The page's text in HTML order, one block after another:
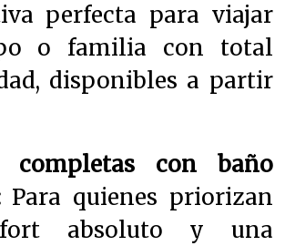
perfecta para viajar
o familia con total
disponibles a partir
completas con baño
Para quienes priorizan
absoluto y una